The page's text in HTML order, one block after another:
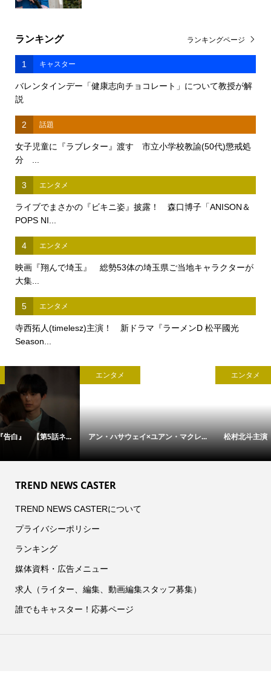
ランキング
1 キャスター
バレンタインデー「健康志向チョコレート」について教授が解
説
2 話題
女子児童に『ラブレター』渡す 市立小学校教諭(50代)懲戒処
分 ...
3 エンタメ
ライブでまさかの『ビキニ姿』披露！ 森口博子「ANISON＆
POPS NI...
4 エンタメ
映画『翔んで埼玉』 総勢53体の埼玉県ご当地キャラクターが
大集...
5 エンタメ
寺西拓人(timelesz)主演！ 新ドラマ『ラーメンD 松平國光
Season...
ランキングページ
エンタメ
アン・ハサウェイ×ユアン・マクレ... 松村北斗主演『告白』 本日21時...
TREND NEWS CASTER
TREND NEWS CASTERについて
プライバシーポリシー
ランキング
媒体資料・広告メニュー
求人（ライター、編集、動画編集スタッフ募集）
誰でもキャスター！応募ページ